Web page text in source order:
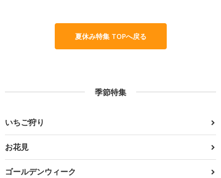
夏休み特集 TOPへ戻る
季節特集
いちご狩り
お花見
ゴールデンウィーク